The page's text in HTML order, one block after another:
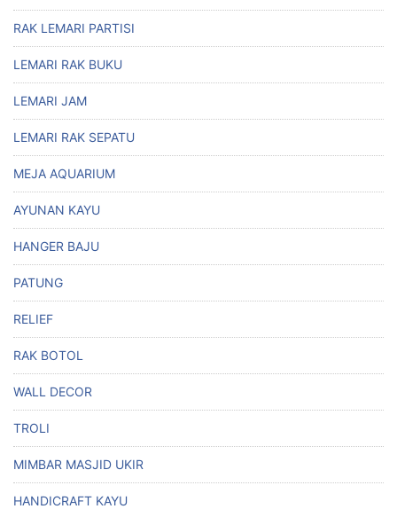
RAK LEMARI PARTISI
LEMARI RAK BUKU
LEMARI JAM
LEMARI RAK SEPATU
MEJA AQUARIUM
AYUNAN KAYU
HANGER BAJU
PATUNG
RELIEF
RAK BOTOL
WALL DECOR
TROLI
MIMBAR MASJID UKIR
HANDICRAFT KAYU